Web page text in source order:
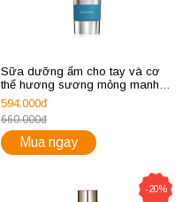
Sữa dưỡng ẩm cho tay và cơ
thể hương sương mỏng manh
Aqua Mineral Velvet touch hand
and body lotion delicate dew
125ml
594.000đ
660.000đ
Mua ngay
-20%